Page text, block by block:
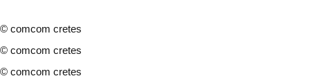
© comcom cretes
© comcom cretes
© comcom cretes